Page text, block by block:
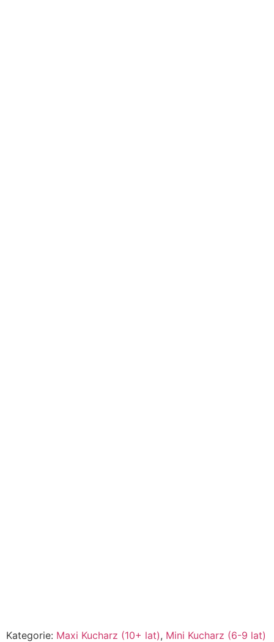
Kategorie: Maxi Kucharz (10+ lat), Mini Kucharz (6-9 lat)